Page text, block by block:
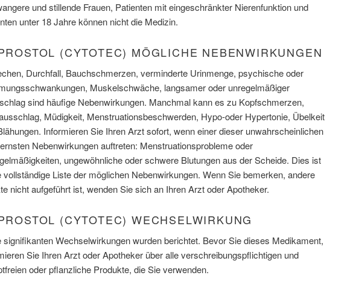
und stillende Frauen, Patienten mit eingeschränkter Nierenfunktion und
unter 18 Jahre können nicht die Medizin.
(CYTOTEC) MÖGLICHE NEBENWIRKUNGEN
Durchfall, Bauchschmerzen, verminderte Urinmenge, psychische oder
Muskelschwäche, langsamer oder unregelmäßiger
sind häufige Nebenwirkungen. Manchmal kann es zu Kopfschmerzen,
Müdigkeit, Menstruationsbeschwerden, Hypo-oder Hypertonie, Übelkeit
Informieren Sie Ihren Arzt sofort, wenn einer dieser unwahrscheinlichen
Nebenwirkungen auftreten: Menstruationsprobleme oder
ungewöhnliche oder schwere Blutungen aus der Scheide. Dies ist
vollständige Liste der möglichen Nebenwirkungen. Wenn Sie bemerken, andere
nicht aufgeführt ist, wenden Sie sich an Ihren Arzt oder Apotheker.
(CYTOTEC) WECHSELWIRKUNG
signifikanten Wechselwirkungen wurden berichtet. Bevor Sie dieses Medikament,
Sie Ihren Arzt oder Apotheker über alle verschreibungspflichtigen und
oder pflanzliche Produkte, die Sie verwenden.